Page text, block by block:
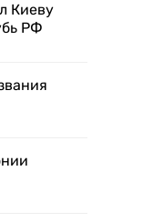
Киеву
РФ